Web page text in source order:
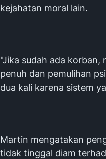
kejahatan moral lain.
"Jika sudah ada
penuh dan pemulihan
dua kali karena sistem
Martin mengatakan
tidak tinggal diam